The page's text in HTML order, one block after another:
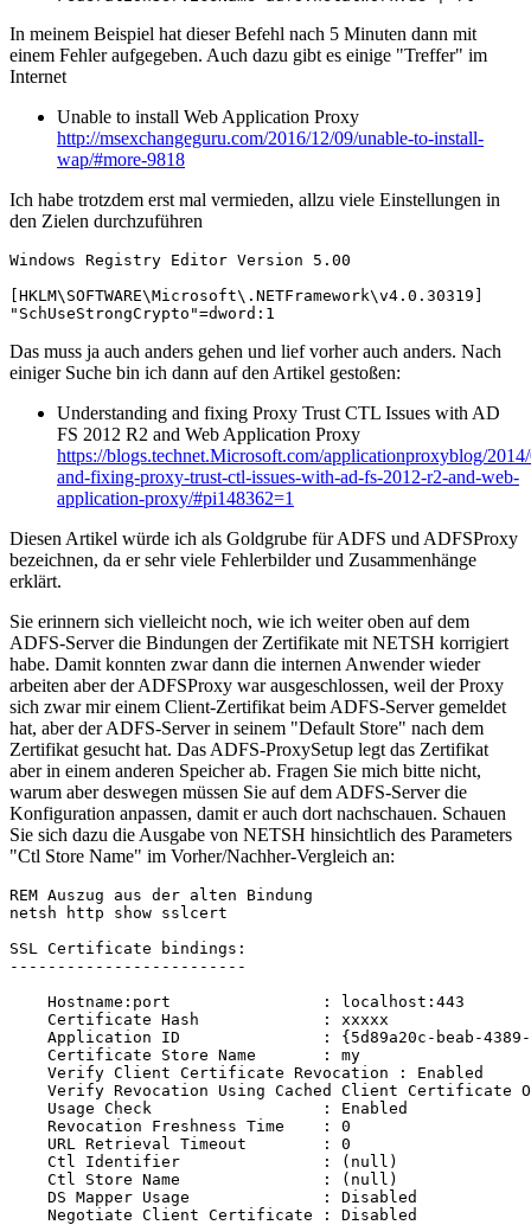
In meinem Beispiel hat dieser Befehl nach 5 Minuten dann mit
einem Fehler aufgegeben. Auch dazu gibt es einige "Treffer" im
Internet
Unable to install Web Application Proxy
http://msexchangeguru.com/2016/12/09/unable-to-install-
wap/#more-9818
Ich habe trotzdem erst mal vermieden, allzu viele Einstellungen in
den Zielen durchzuführen
Windows Registry Editor Version 5.00
[HKLM\SOFTWARE\Microsoft\.NETFramework\v4.0.30319]
"SchUseStrongCrypto"=dword:1
Das muss ja auch anders gehen und lief vorher auch anders. Nach
einiger Suche bin ich dann auf den Artikel gestoßen:
Understanding and fixing Proxy Trust CTL Issues with AD
FS 2012 R2 and Web Application Proxy
https://blogs.technet.Microsoft.com/applicationproxyblog/
and-fixing-proxy-trust-ctl-issues-with-ad-fs-2012-r2-and-web-
application-proxy/#pi148362=1
Diesen Artikel würde ich als Goldgrube für ADFS und ADFSProxy
bezeichnen, da er sehr viele Fehlerbilder und Zusammenhänge
erklärt.
Sie erinnern sich vielleicht noch, wie ich weiter oben auf dem
ADFS-Server die Bindungen der Zertifikate mit NETSH korrigiert
habe. Damit konnten zwar dann die internen Anwender wieder
arbeiten aber der ADFSProxy war ausgeschlossen, weil der Proxy
sich zwar mir einem Client-Zertifikat beim ADFS-Server gemeldet
hat, aber der ADFS-Server in seinem "Default Store" nach dem
Zertifikat gesucht hat. Das ADFS-ProxySetup legt das Zertifikat
aber in einem anderen Speicher ab. Fragen Sie mich bitte nicht,
warum aber deswegen müssen Sie auf dem ADFS-Server die
Konfiguration anpassen, damit er auch dort nachschauen. Schauen
Sie sich dazu die Ausgabe von NETSH hinsichtlich des Parameters
"Ctl Store Name" im Vorher/Nachher-Vergleich an:
REM Auszug aus der alten Bindung
netsh http show sslcert
SSL Certificate bindings:
-------------------------
    Hostname:port                : localhost:443
    Certificate Hash             : xxxxx
Application ID               : {5d89a20c-beab-
    Certificate Store Name       : my
    Verify Client Certificate Revocation : Enabled
Verify Revocation Using Cached Client Certificate
    Usage Check                  : Enabled
    Revocation Freshness Time    : 0
    URL Retrieval Timeout        : 0
    Ctl Identifier               : (null)
    Ctl Store Name               : (null)
    DS Mapper Usage              : Disabled
    Negotiate Client Certificate : Disabled